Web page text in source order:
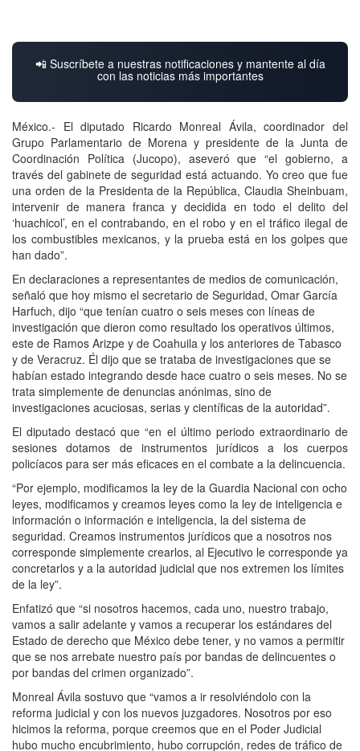
📲 Suscríbete a nuestras notificaciones y mantente al día
con las noticias más importantes
México.- El diputado Ricardo Monreal Ávila, coordinador del
Grupo Parlamentario de Morena y presidente de la Junta de
Coordinación Política (Jucopo), aseveró que “el gobierno, a
través del gabinete de seguridad está actuando. Yo creo que fue
una orden de la Presidenta de la República, Claudia Sheinbuam,
intervenir de manera franca y decidida en todo el delito del
‘huachicol’, en el contrabando, en el robo y en el tráfico ilegal de
los combustibles mexicanos, y la prueba está en los golpes que
han dado”.
En declaraciones a representantes de medios de comunicación,
señaló que hoy mismo el secretario de Seguridad, Omar García
Harfuch, dijo “que tenían cuatro o seis meses con líneas de
investigación que dieron como resultado los operativos últimos,
este de Ramos Arizpe y de Coahuila y los anteriores de Tabasco
y de Veracruz. Él dijo que se trataba de investigaciones que se
habían estado integrando desde hace cuatro o seis meses. No se
trata simplemente de denuncias anónimas, sino de
investigaciones acuciosas, serias y científicas de la autoridad”.
El diputado destacó que “en el último periodo extraordinario de
sesiones dotamos de instrumentos jurídicos a los cuerpos
policíacos para ser más eficaces en el combate a la delincuencia.
“Por ejemplo, modificamos la ley de la Guardia Nacional con ocho
leyes, modificamos y creamos leyes como la ley de inteligencia e
información o información e inteligencia, la del sistema de
seguridad. Creamos instrumentos jurídicos que a nosotros nos
corresponde simplemente crearlos, al Ejecutivo le corresponde ya
concretarlos y a la autoridad judicial que nos extremen los límites
de la ley”.
Enfatizó que “si nosotros hacemos, cada uno, nuestro trabajo,
vamos a salir adelante y vamos a recuperar los estándares del
Estado de derecho que México debe tener, y no vamos a permitir
que se nos arrebate nuestro país por bandas de delincuentes o
por bandas del crimen organizado”.
Monreal Ávila sostuvo que “vamos a ir resolviéndolo con la
reforma judicial y con los nuevos juzgadores. Nosotros por eso
hicimos la reforma, porque creemos que en el Poder Judicial
hubo mucho encubrimiento, hubo corrupción, redes de tráfico de